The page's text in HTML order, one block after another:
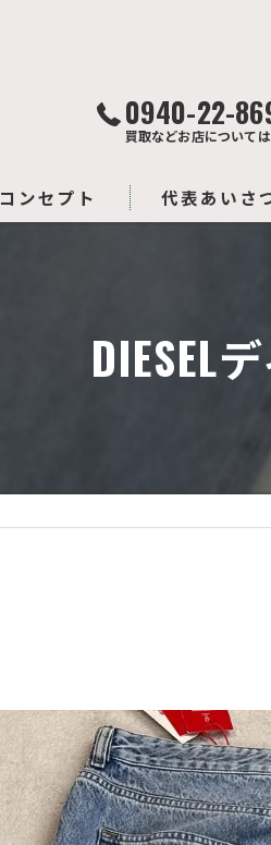
0940-22-
買取などお店について
コンセプト 代表あいさ
DIESEL